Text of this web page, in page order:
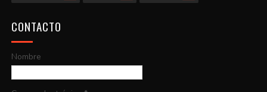
CONTACTO
Nombre